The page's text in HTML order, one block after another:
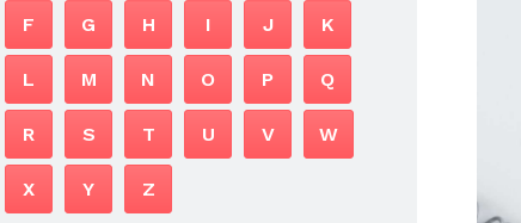
F G H I J K
L M N O P Q
R S T U V W
X Y Z